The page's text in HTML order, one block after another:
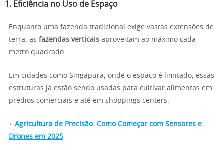
1. Eficiência no Uso de Espaço
Enquanto uma fazenda tradicional exige vastas extensões de
terra, as fazendas verticais aproveitam ao máximo cada
metro quadrado.
Em cidades como Singapura, onde o espaço é limitado, essas
estruturas já estão sendo usadas para cultivar alimentos em
prédios comerciais e até em shoppings centers.
+ Agricultura de Precisão: Como Começar com Sensores e
Drones em 2025